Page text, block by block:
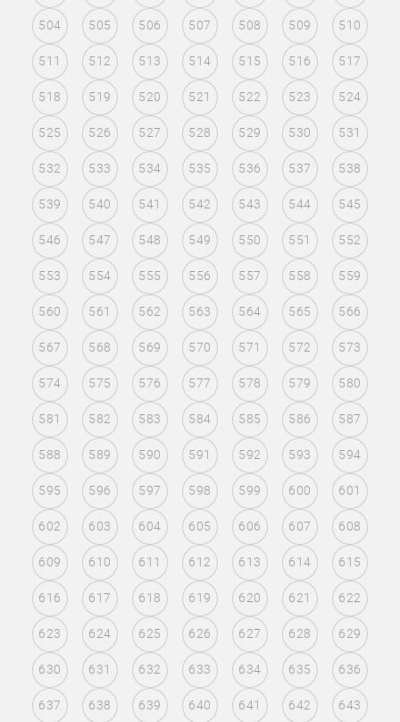
504 505 506 507 508 509 510
511 512 513 514 515 516 517
518 519 520 521 522 523 524
525 526 527 528 529 530 531
532 533 534 535 536 537 538
539 540 541 542 543 544 545
546 547 548 549 550 551 552
553 554 555 556 557 558 559
560 561 562 563 564 565 566
567 568 569 570 571 572 573
574 575 576 577 578 579 580
581 582 583 584 585 586 587
588 589 590 591 592 593 594
595 596 597 598 599 600 601
602 603 604 605 606 607 608
609 610 611 612 613 614 615
616 617 618 619 620 621 622
623 624 625 626 627 628 629
630 631 632 633 634 635 636
637 638 639 640 641 642 643